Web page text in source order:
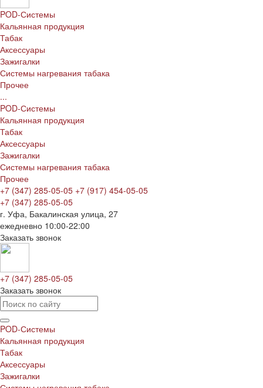
POD-Системы
Кальянная продукция
Табак
Аксессуары
Зажигалки
Системы нагревания табака
Прочее
...
POD-Системы
Кальянная продукция
Табак
Аксессуары
Зажигалки
Системы нагревания табака
Прочее
+7 (347) 285-05-05 +7 (917) 454-05-05
+7 (347) 285-05-05
г. Уфа, Бакалинская улица, 27
ежедневно 10:00-22:00
Заказать звонок
+7 (347) 285-05-05
Заказать звонок
POD-Системы
Кальянная продукция
Табак
Аксессуары
Зажигалки